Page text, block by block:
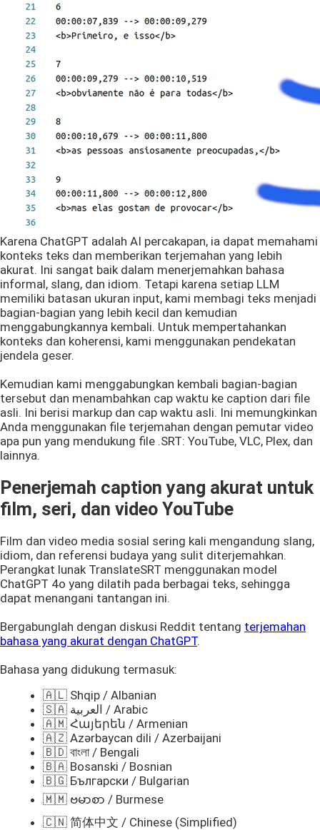
Karena ChatGPT adalah AI percakapan, ia dapat memahami
konteks teks dan memberikan terjemahan yang lebih
akurat. Ini sangat baik dalam menerjemahkan bahasa
informal, slang, dan idiom. Tetapi karena setiap LLM
memiliki batasan ukuran input, kami membagi teks menjadi
bagian-bagian yang lebih kecil dan kemudian
menggabungkannya kembali. Untuk mempertahankan
konteks dan koherensi, kami menggunakan pendekatan
jendela geser.
Kemudian kami menggabungkan kembali bagian-bagian
tersebut dan menambahkan cap waktu ke caption dari file
asli. Ini berisi markup dan cap waktu asli. Ini memungkinkan
Anda menggunakan file terjemahan dengan pemutar video
apa pun yang mendukung file .SRT: YouTube, VLC, Plex, dan
lainnya.
Penerjemah caption yang akurat untuk
film, seri, dan video YouTube
Film dan video media sosial sering kali mengandung slang,
idiom, dan referensi budaya yang sulit diterjemahkan.
Perangkat lunak TranslateSRT menggunakan model
ChatGPT 4o yang dilatih pada berbagai teks, sehingga
dapat menangani tantangan ini.
Bergabunglah dengan diskusi Reddit tentang terjemahan
bahasa yang akurat dengan ChatGPT.
Bahasa yang didukung termasuk:
🇦🇱 Shqip / Albanian
🇸🇦 العربية / Arabic
🇦🇲 Հայերեն / Armenian
🇦🇿 Azərbaycan dili / Azerbaijani
🇧🇩 বাংলা / Bengali
🇧🇦 Bosanski / Bosnian
🇧🇬 Български / Bulgarian
🇲🇲 ဗမာစာ / Burmese
🇨🇳 简体中文 / Chinese (Simplified)